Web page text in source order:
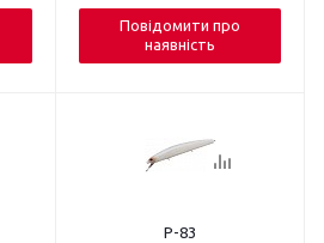
Повідомити про
наявність
P-83